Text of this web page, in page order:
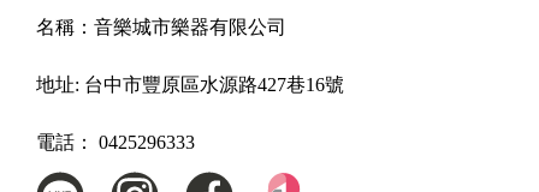
名稱： 音樂城市樂器有限公司
地址: 台中市豐原區水源路427巷16號
電話： 0425296333